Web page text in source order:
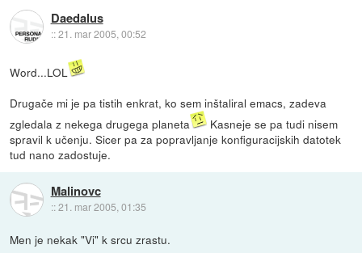
Daedalus
::21. mar 2005, 00:52
Word...LOL
Drugače mi je pa tistih enkrat, ko sem inštaliral emacs, zadeva
zgledala z nekega drugega planeta
Kasneje se pa tudi nisem
spravil k učenju. Sicer pa za popravljanje konfiguracijskih datotek
tud nano zadostuje.
Malinovc
::21. mar 2005, 01:35
Men je nekak "Vi" k srcu zrastu.